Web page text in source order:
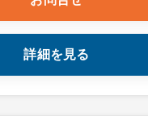
詳細を見る